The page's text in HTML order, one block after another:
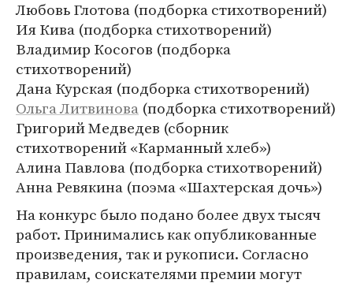
Любовь Глотова (подборка стихотворений)
Ия Кива (подборка стихотворений)
Владимир Косогов (подборка
стихотворений)
Дана Курская (подборка стихотворений)
Ольга Литвинова (подборка стихотворений)
Григорий Медведев (сборник
стихотворений «Карманный хлеб»)
Алина Павлова (подборка стихотворений)
Анна Ревякина (поэма «Шахтерская дочь»)
На конкурс было подано более двух тысяч
работ. Принимались как опубликованные
произведения, так и рукописи. Согласно
правилам, соискателями премии могут